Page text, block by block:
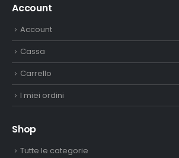
Account
Account
Cassa
Carrello
I miei ordini
Shop
Tutte le categorie